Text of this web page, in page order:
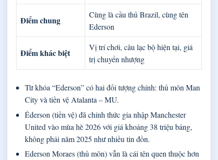
Điểm chung
Cùng là cầu thủ Brazil, cùng tên
Ederson
Điểm khác biệt
Vị trí chơi, câu lạc bộ hiện tại, giá
trị chuyển nhượng
Từ khóa “Ederson” có hai đối tượng chính: thủ môn Man
City và tiền vệ Atalanta – MU.
Éderson (tiền vệ) đã chính thức gia nhập Manchester
United vào mùa hè 2026 với giá khoảng 38 triệu bảng,
không phải năm 2025 như nhiều tin đồn.
Ederson Moraes (thủ môn) vẫn là cái tên quen thuộc hơn